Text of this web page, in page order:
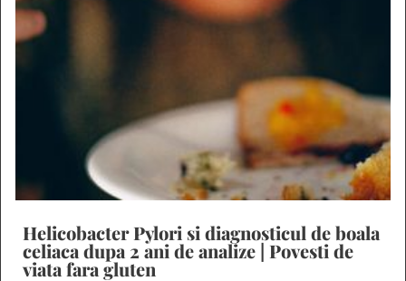
Helicobacter Pylori si diagnosticul de boala
celiaca dupa 2 ani de analize | Povesti de
viata fara gluten